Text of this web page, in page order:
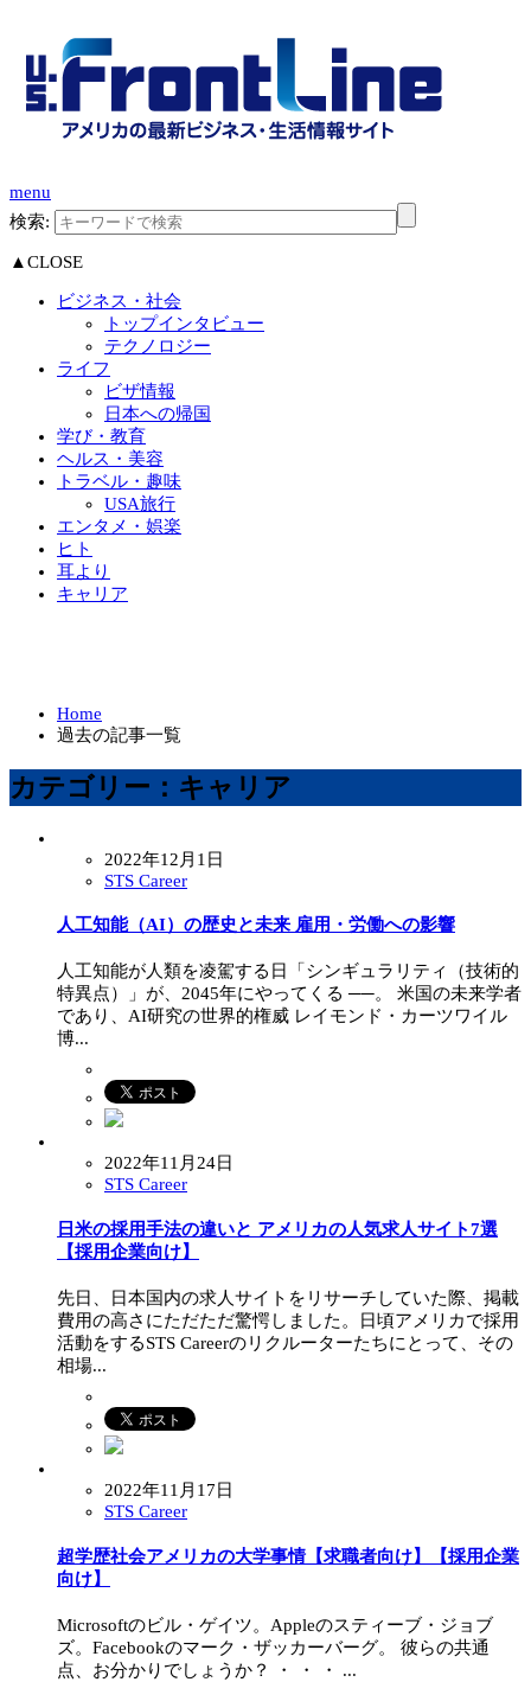
menu
検索:
▲CLOSE
ビジネス・社会
トップインタビュー
テクノロジー
ライフ
ビザ情報
日本への帰国
学び・教育
ヘルス・美容
トラベル・趣味
USA旅行
エンタメ・娯楽
ヒト
耳より
キャリア
Home
過去の記事一覧
カテゴリー：キャリア
2022年12月1日
STS Career
人工知能（AI）の歴史と未来 雇用・労働への影響
人工知能が人類を凌駕する日「シンギュラリティ（技術的
特異点）」が、2045年にやってくる ──。 米国の未来学者
であり、AI研究の世界的権威 レイモンド・カーツワイル
博...
2022年11月24日
STS Career
日米の採用手法の違いと アメリカの人気求人サイト7選
【採用企業向け】
先日、日本国内の求人サイトをリサーチしていた際、掲載
費用の高さにただただ驚愕しました。日頃アメリカで採用
活動をするSTS Careerのリクルーターたちにとって、その
相場...
2022年11月17日
STS Career
超学歴社会アメリカの大学事情【求職者向け】【採用企業
向け】
Microsoftのビル・ゲイツ。Appleのスティーブ・ジョブ
ズ。Facebookのマーク・ザッカーバーグ。 彼らの共通
点、お分かりでしょうか？ ・ ・ ・ ...